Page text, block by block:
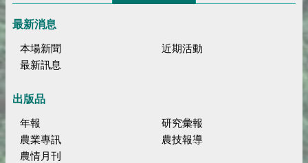
最新消息
本場新聞
近期活動
最新訊息
出版品
年報
研究彙報
農業專訊
農技報導
農情月刊